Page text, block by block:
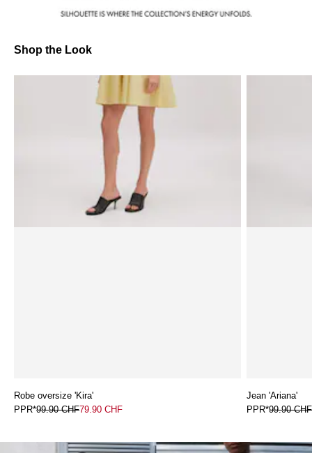
Shop the Look
Robe oversize 'Kira'
PPR*99.90 CHF79.90 CHF
Jean 'Ariana'
PPR*99.90 CHF